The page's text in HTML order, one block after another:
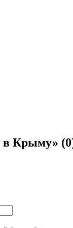
в Крыму»